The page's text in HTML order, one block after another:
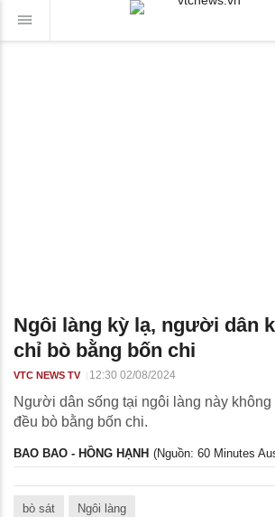
Ngôi làng kỳ lạ, người dân
chỉ bò bằng bốn chi
VTC NEWS TV 12:30 02/08/2024
Người dân sống tại ngôi làng này
đều bò bằng bốn chi.
BAO BAO - HỒNG HẠNH (Nguồn: 60 Minutes
bò sát Ngôi làng